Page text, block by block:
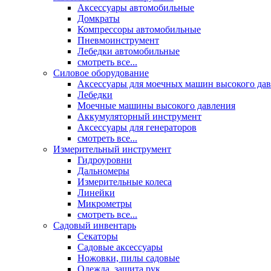
Аксессуары автомобильные
Домкраты
Компрессоры автомобильные
Пневмоинструмент
Лебедки автомобильные
смотреть все...
Силовое оборудование
Аксессуары для моечных машин высокого
Лебедки
Моечные машины высокого давления
Аккумуляторный инструмент
Аксессуары для генераторов
смотреть все...
Измерительный инструмент
Гидроуровни
Дальномеры
Измерительные колеса
Линейки
Микрометры
смотреть все...
Садовый инвентарь
Секаторы
Садовые аксессуары
Ножовки, пилы садовые
Одежда, защита рук